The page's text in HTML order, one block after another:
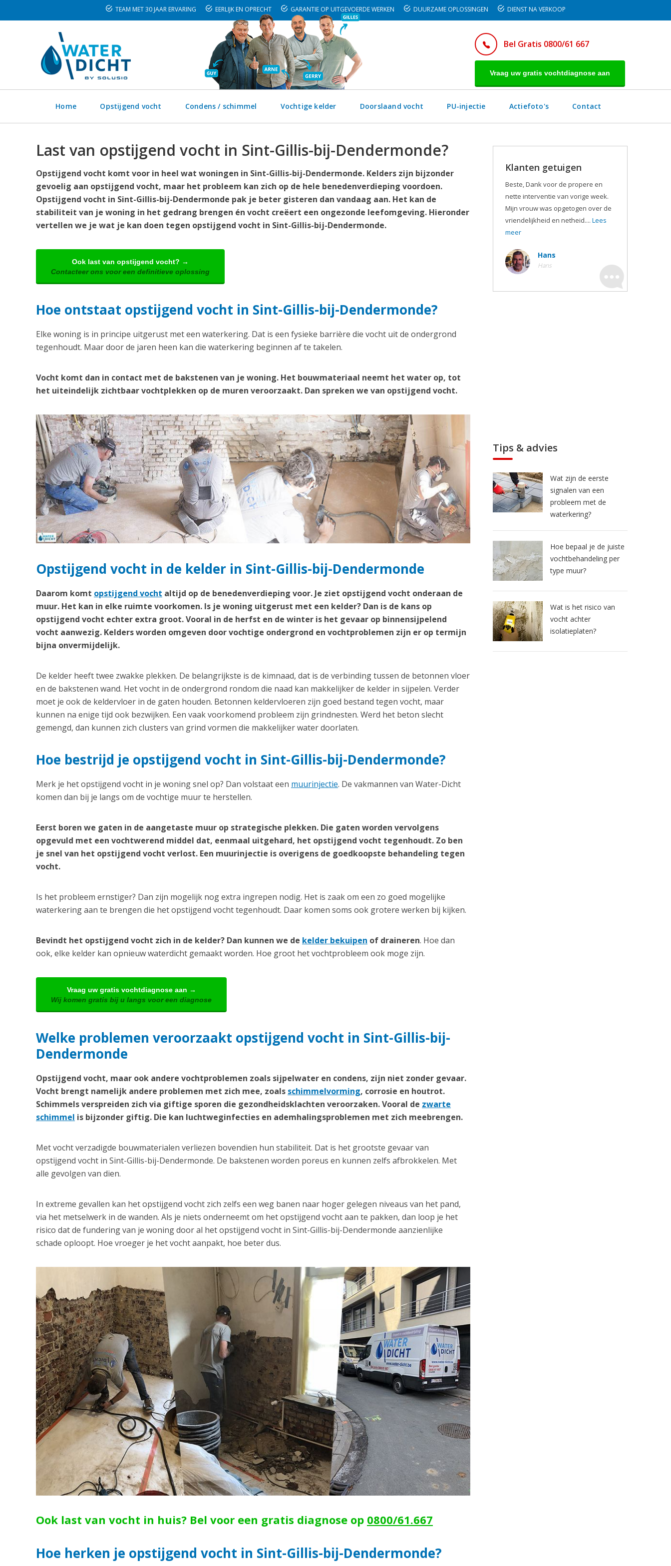
TEAM MET 30 JAAR ERVARING EERLIJK EN OPRECHT GARANTIE OP UITGEVOERDE WERKEN DUURZAME OPLOSSINGEN DIENST NA VERKOOP
Bel Gratis 0800/61 667
Vraag uw gratis vochtdiagnose aan
Home Opstijgend vocht Condens / schimmel Vochtige kelder Doorslaand vocht PU-injectie Actiefoto's Contact
Last van opstijgend vocht in Sint-Gillis-bij-Dendermonde?
Opstijgend vocht komt voor in heel wat woningen in Sint-Gillis-bij-Dendermonde. Kelders zijn bijzonder
gevoelig aan opstijgend vocht, maar het probleem kan zich op de hele benedenverdieping voordoen.
Opstijgend vocht in Sint-Gillis-bij-Dendermonde pak je beter gisteren dan vandaag aan. Het kan de
stabiliteit van je woning in het gedrang brengen én vocht creëert een ongezonde leefomgeving. Hieronder
vertellen we je wat je kan doen tegen opstijgend vocht in Sint-Gillis-bij-Dendermonde.
Ook last van opstijgend vocht? →
Contacteer ons voor een definitieve oplossing
Hoe ontstaat opstijgend vocht in Sint-Gillis-bij-Dendermonde?
Elke woning is in principe uitgerust met een waterkering. Dat is een fysieke barrière die vocht uit de ondergrond
tegenhoudt. Maar door de jaren heen kan die waterkering beginnen af te takelen.
Vocht komt dan in contact met de bakstenen van je woning. Het bouwmateriaal neemt het water op, tot
het uiteindelijk zichtbaar vochtplekken op de muren veroorzaakt. Dan spreken we van opstijgend vocht.
Opstijgend vocht in de kelder in Sint-Gillis-bij-Dendermonde
Daarom komt opstijgend vocht altijd op de benedenverdieping voor. Je ziet opstijgend vocht onderaan de
muur. Het kan in elke ruimte voorkomen. Is je woning uitgerust met een kelder? Dan is de kans op
opstijgend vocht echter extra groot. Vooral in de herfst en de winter is het gevaar op binnensijpelend
vocht aanwezig. Kelders worden omgeven door vochtige ondergrond en vochtproblemen zijn er op termijn
bijna onvermijdelijk.
De kelder heeft twee zwakke plekken. De belangrijkste is de kimnaad, dat is de verbinding tussen de betonnen vloer
en de bakstenen wand. Het vocht in de ondergrond rondom die naad kan makkelijker de kelder in sijpelen. Verder
moet je ook de keldervloer in de gaten houden. Betonnen keldervloeren zijn goed bestand tegen vocht, maar
kunnen na enige tijd ook bezwijken. Een vaak voorkomend probleem zijn grindnesten. Werd het beton slecht
gemengd, dan kunnen zich clusters van grind vormen die makkelijker water doorlaten.
Hoe bestrijd je opstijgend vocht in Sint-Gillis-bij-Dendermonde?
Merk je het opstijgend vocht in je woning snel op? Dan volstaat een muurinjectie. De vakmannen van Water-Dicht
komen dan bij je langs om de vochtige muur te herstellen.
Eerst boren we gaten in de aangetaste muur op strategische plekken. Die gaten worden vervolgens
opgevuld met een vochtwerend middel dat, eenmaal uitgehard, het opstijgend vocht tegenhoudt. Zo ben
je snel van het opstijgend vocht verlost. Een muurinjectie is overigens de goedkoopste behandeling tegen
vocht.
Is het probleem ernstiger? Dan zijn mogelijk nog extra ingrepen nodig. Het is zaak om een zo goed mogelijke
waterkering aan te brengen die het opstijgend vocht tegenhoudt. Daar komen soms ook grotere werken bij kijken.
Bevindt het opstijgend vocht zich in de kelder? Dan kunnen we de kelder bekuipen of draineren. Hoe dan
ook, elke kelder kan opnieuw waterdicht gemaakt worden. Hoe groot het vochtprobleem ook moge zijn.
Vraag uw gratis vochtdiagnose aan →
Wij komen gratis bij u langs voor een diagnose
Welke problemen veroorzaakt opstijgend vocht in Sint-Gillis-bij-
Dendermonde
Opstijgend vocht, maar ook andere vochtproblemen zoals sijpelwater en condens, zijn niet zonder gevaar.
Vocht brengt namelijk andere problemen met zich mee, zoals schimmelvorming, corrosie en houtrot.
Schimmels verspreiden zich via giftige sporen die gezondheidsklachten veroorzaken. Vooral de zwarte
schimmel is bijzonder giftig. Die kan luchtweginfecties en ademhalingsproblemen met zich meebrengen.
Met vocht verzadigde bouwmaterialen verliezen bovendien hun stabiliteit. Dat is het grootste gevaar van
opstijgend vocht in Sint-Gillis-bij-Dendermonde. De bakstenen worden poreus en kunnen zelfs afbrokkelen. Met
alle gevolgen van dien.
In extreme gevallen kan het opstijgend vocht zich zelfs een weg banen naar hoger gelegen niveaus van het pand,
via het metselwerk in de wanden. Als je niets onderneemt om het opstijgend vocht aan te pakken, dan loop je het
risico dat de fundering van je woning door al het opstijgend vocht in Sint-Gillis-bij-Dendermonde aanzienlijke
schade oploopt. Hoe vroeger je het vocht aanpakt, hoe beter dus.
Ook last van vocht in huis? Bel voor een gratis diagnose op 0800/61.667
Hoe herken je opstijgend vocht in Sint-Gillis-bij-Dendermonde?
Klanten getuigen
Beste, Dank voor de propere en
nette interventie van vorige week.
Mijn vrouw was opgetogen over de
vriendelijkheid en netheid.... Lees
meer
Hans
Hans
Tips & advies
Wat zijn de eerste
signalen van een
probleem met de
waterkering?
Hoe bepaal je de juiste
vochtbehandeling per
type muur?
Wat is het risico van
vocht achter
isolatieplaten?